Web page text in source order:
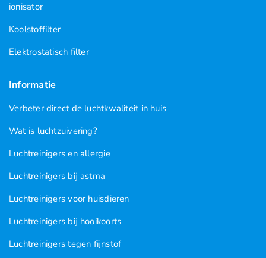
ionisator
Koolstoffilter
Elektrostatisch filter
Informatie
Verbeter direct de luchtkwaliteit in huis
Wat is luchtzuivering?
Luchtreinigers en allergie
Luchtreinigers bij astma
Luchtreinigers voor huisdieren
Luchtreinigers bij hooikoorts
Luchtreinigers tegen fijnstof